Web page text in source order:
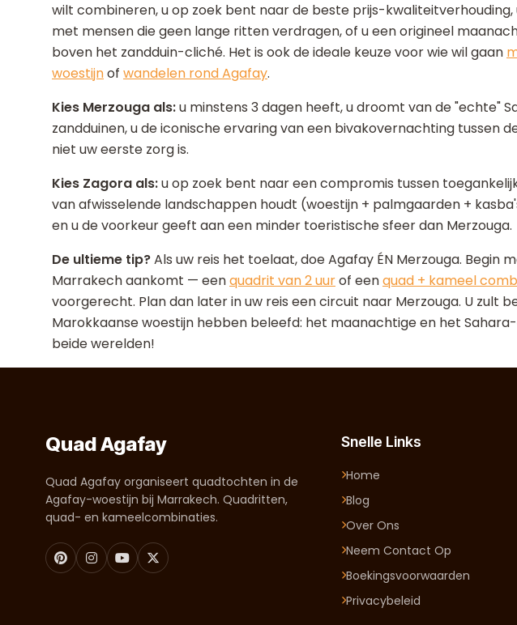
wilt combineren, u op zoek bent naar de beste prijs-
met mensen die geen lange ritten verdragen, of u een origineel
boven het zandduin-cliché. Het is ook de ideale keuze voor wie wil gaan
woestijnof wandelen rond Agafay.
Kies Merzouga als:u minstens 3 dagen heeft, u droomt van de "echte"
zandduinen, u de iconische ervaring van een bivak­overnachting tussen
niet uw eerste zorg is.
Kies Zagora als:u op zoek bent naar een compromis tussen
van afwisselende landschappen houdt (woestijn + palmgaarden +
en u de voorkeur geeft aan een minder toeristische sfeer dan Merzouga.
De ultieme tip?Als uw reis het toelaat, doe Agafay ÉN Merzouga. Begin
Marrakech aankomt — eenquadrit van 2 uurof eenquad + kameel
voorgerecht. Plan dan later in uw reis een circuit naar Merzouga. U zult
Marokkaanse woestijn hebben beleefd: het maanachtige en het
beide werelden!
Quad Agafay
Quad Agafay organiseert quadtochten in de
Agafay-woestijn bij Marrakech. Quadritten,
quad- en kameelcombinaties.
Snelle Links
Home
Blog
Over Ons
Neem Contact Op
Boekingsvoorwaarden
Privacybeleid